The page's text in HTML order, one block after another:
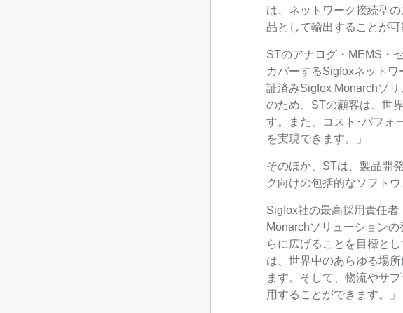
は、ネットワーク接続型
品として輸出することが
STのアナログ・MEMS・
カバーするSigfoxネット
証済みSigfox Monarchソ
のため、STの顧客は、世
す。また、コスト･パフォ
を実現できます。」
そのほか、STは、製品開
ク向けの包括的なソフト
Sigfox社の最高採用責任
Monarchソリューション
らに広げることを目標と
は、世界中のあらゆる場
ます。そして、物流やサ
用することができます。」